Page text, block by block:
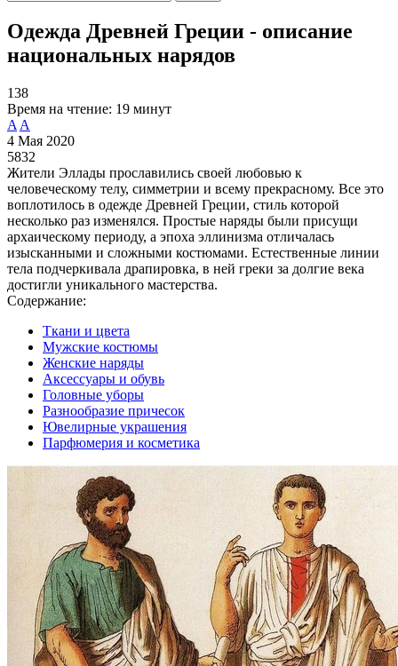
Одежда Древней Греции - описание
национальных нарядов
138
Время на чтение: 19 минут
A A
4 Мая 2020
5832
Жители Эллады прославились своей любовью к
человеческому телу, симметрии и всему прекрасному. Все это
воплотилось в одежде Древней Греции, стиль которой
несколько раз изменялся. Простые наряды были присущи
архаическому периоду, а эпоха эллинизма отличалась
изысканными и сложными костюмами. Естественные линии
тела подчеркивала драпировка, в ней греки за долгие века
достигли уникального мастерства.
Содержание:
Ткани и цвета
Мужские костюмы
Женские наряды
Аксессуары и обувь
Головные уборы
Разнообразие причесок
Ювелирные украшения
Парфюмерия и косметика